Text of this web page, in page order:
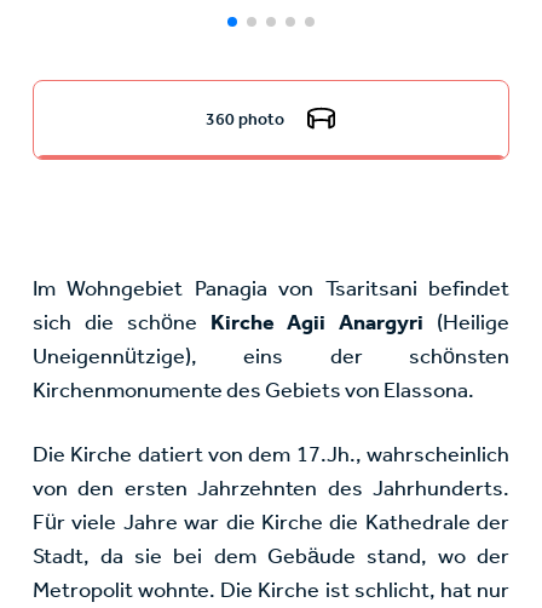
360 photo
Im Wohngebiet Panagia von Tsaritsani befindet
sich die schöne Kirche Agii Anargyri (Heilige
Uneigennützige), eins der schönsten
Kirchenmonumente des Gebiets von Elassona.
Die Kirche datiert von dem 17.Jh., wahrscheinlich
von den ersten Jahrzehnten des Jahrhunderts.
Für viele Jahre war die Kirche die Kathedrale der
Stadt, da sie bei dem Gebäude stand, wo der
Metropolit wohnte. Die Kirche ist schlicht, hat nur